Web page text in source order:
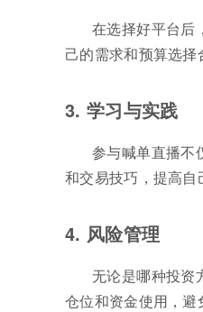
在选择好平台后
己的需求和预算选择
3. 学习与实践
参与喊单直播不
和交易技巧，提高自
4. 风险管理
无论是哪种投资
仓位和资金使用，避